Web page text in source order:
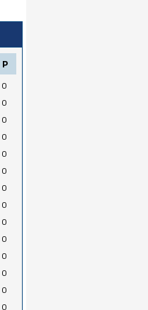
P
0
0
0
0
0
0
0
0
0
0
0
0
0
0